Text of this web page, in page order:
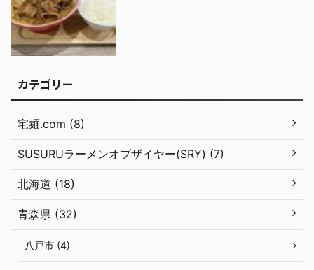
カテゴリー
宅麺.com (8)
SUSURUラーメンオブザイヤー(SRY) (7)
北海道 (18)
青森県 (32)
八戸市 (4)